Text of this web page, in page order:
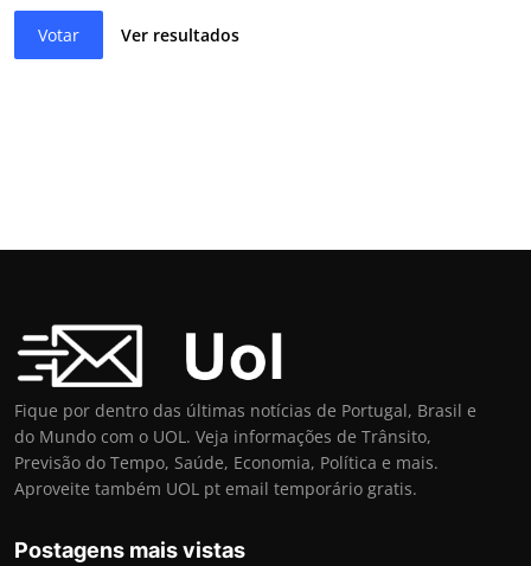
Votar Ver resultados
Fique por dentro das últimas notícias de Portugal, Brasil e
do Mundo com o UOL. Veja informações de Trânsito,
Previsão do Tempo, Saúde, Economia, Política e mais.
Aproveite também UOL pt email temporário gratis.
Postagens mais vistas